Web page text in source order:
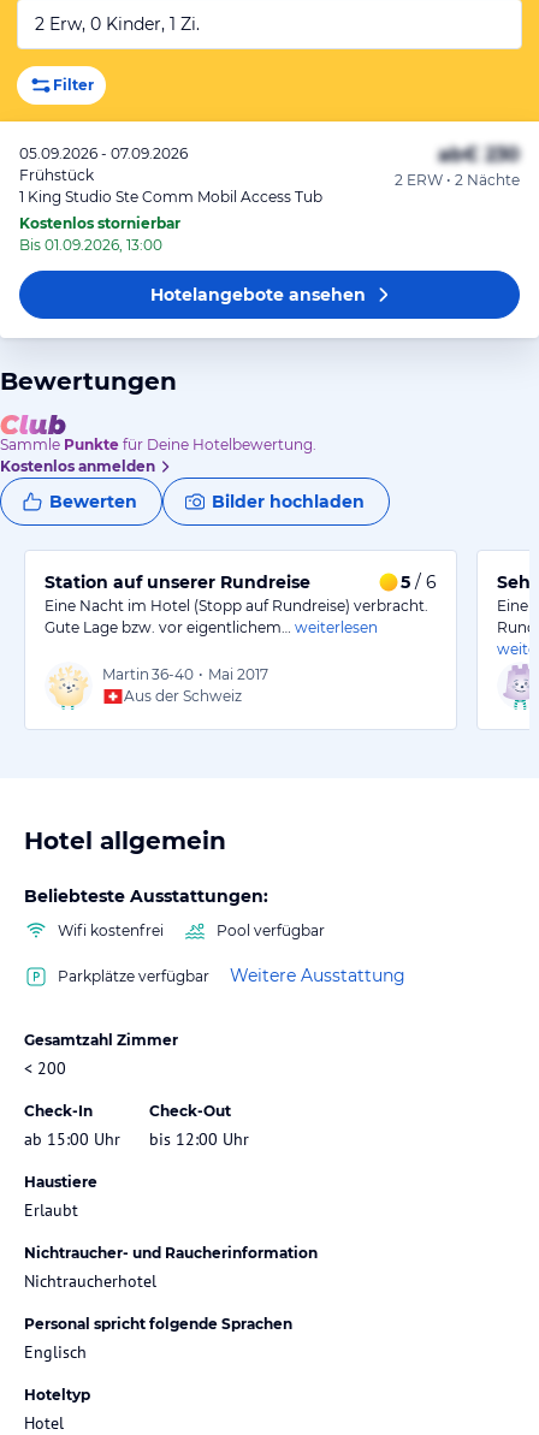
2 Erw, 0 Kinder, 1 Zi.
Filter
05.09.2026 - 07.09.2026
Frühstück
1 King Studio Ste Comm Mobil Access Tub
Kostenlos stornierbar
Bis 01.09.2026, 13:00
ab€ 230
2 ERW • 2 Nächte
Hotelangeboteansehen
Bewertungen
Sammle Punkte für Deine Hotelbewertung.
Kostenlos anmelden
Bewerten Bilder hochladen
Station auf unserer Rundreise 5 / 6
Eine Nacht im Hotel (Stopp auf Rundreise) verbracht.
Gute Lage bzw. vor eigentlichem…
weiterlesen
Martin 36-40 • Mai 2017
Aus der Schweiz
Eine
Hotel allgemein
Beliebteste Ausstattungen:
Wifi kostenfrei Pool verfügbar
Parkplätze verfügbar Weitere Ausstattung
Gesamtzahl Zimmer
< 200
Check-In
ab 15:00 Uhr
Check-Out
bis 12:00 Uhr
Haustiere
Erlaubt
Nichtraucher- und Raucherinformation
Nichtraucherhotel
Personal spricht folgende Sprachen
Englisch
Hoteltyp
Hotel